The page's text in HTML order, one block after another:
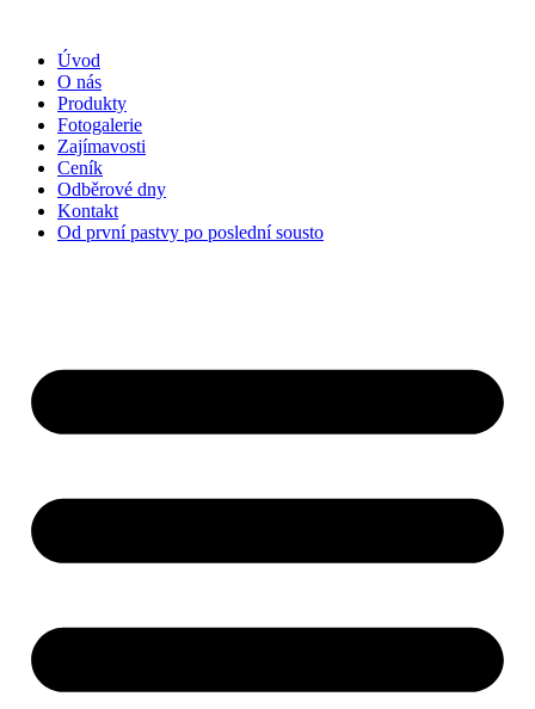
obsahuÚvod
O nás
Produkty
Fotogalerie
Zajímavosti
Cení­k
Odběrové dny
Kontakt
Od první pastvy po poslední sousto